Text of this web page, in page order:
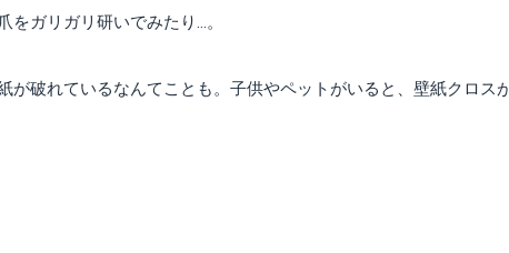
ガリガリ研いでみたり...。
が破れているなんてことも。子供やペットがいると、壁紙クロス